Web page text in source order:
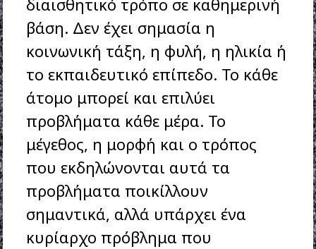
διαισθητικό τρόπο σε καθημερινή
βάση. Δεν έχει σημασία η
κοινωνική τάξη, η φυλή, η ηλικία ή
το εκπαιδευτικό επίπεδο. Το κάθε
άτομο μπορεί και επιλύει
προβλήματα κάθε μέρα. Το
μέγεθος, η μορφή και ο τρόπος
που εκδηλώνονται αυτά τα
προβλήματα ποικίλλουν
σημαντικά, αλλά υπάρχει ένα
κυρίαρχο πρόβλημα που